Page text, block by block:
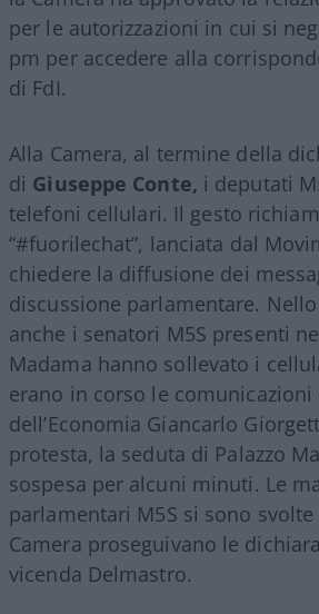
per le autorizzazioni in cui si
pm per accedere alla
di FdI.
Alla Camera, al termine della
di Giuseppe Conte, i deputati
telefoni cellulari. Il gesto
“#fuorilechat”, lanciata dal
chiedere la diffusione dei
discussione parlamentare.
anche i senatori M5S presenti
Madama hanno sollevato i
erano in corso le
dell’Economia Giancarlo
protesta, la seduta di Palazzo
sospesa per alcuni minuti. Le
parlamentari M5S si sono
Camera proseguivano le
vicenda Delmastro.